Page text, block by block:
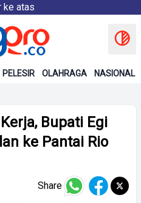
ke atas
PELESIR OLAHRAGA NASIONAL
Bupati Egi
ke Pantai Rio
Share